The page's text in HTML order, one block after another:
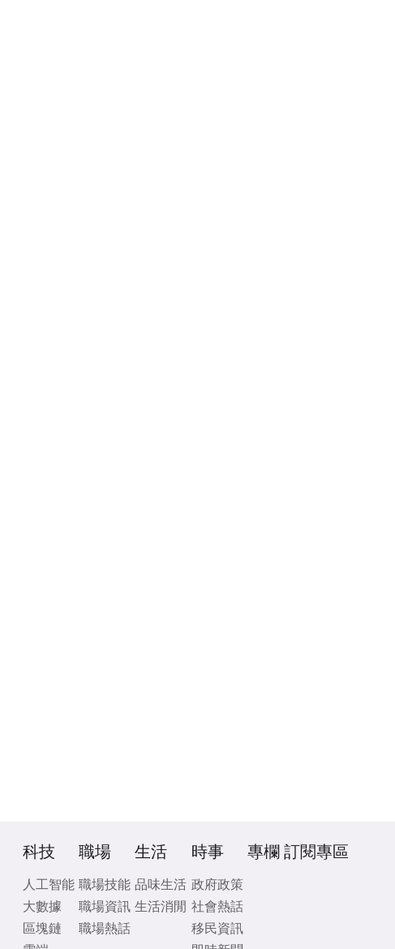
科技
人工智能
大數據
區塊鏈
職場
職場技能
職場資訊
職場熱話
生活
品味生活
生活消閒
時事
政府政策
社會熱話
移民資訊
專欄 訂閱專區